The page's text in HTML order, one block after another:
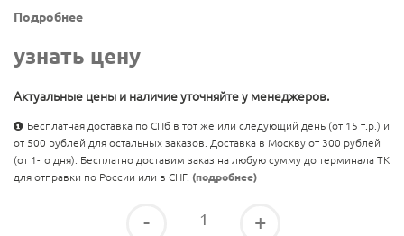
Подробнее
узнать цену
Актуальные цены и наличие уточняйте у менеджеров.
Бесплатная доставка по СПб в тот же или следующий день (от 15 т.р.) и
от 500 рублей для остальных заказов. Доставка в Москву от 300 рублей
(от 1-го дня). Бесплатно доставим заказ на любую сумму до терминала ТК
для отправки по России или в СНГ. (подробнее)
- +